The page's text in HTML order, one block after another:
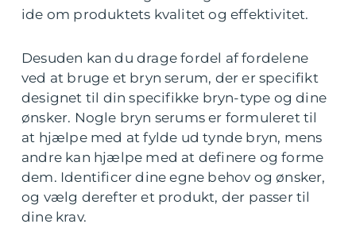
ide om produktets kvalitet og effektivitet.
Desuden kan du drage fordel af fordelene
ved at bruge et bryn serum, der er specifikt
designet til din specifikke bryn-type og dine
ønsker. Nogle bryn serums er formuleret til
at hjælpe med at fylde ud tynde bryn, mens
andre kan hjælpe med at definere og forme
dem. Identificer dine egne behov og ønsker,
og vælg derefter et produkt, der passer til
dine krav.